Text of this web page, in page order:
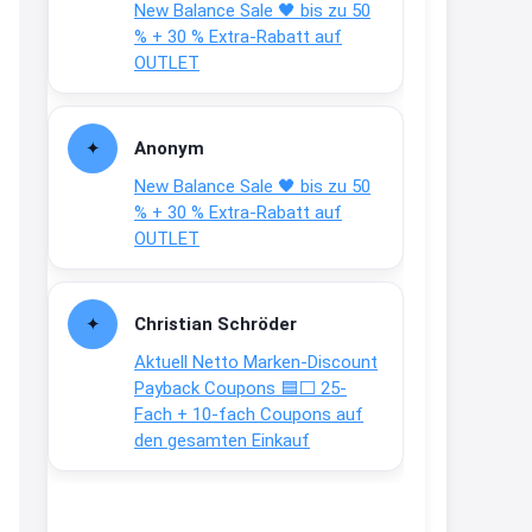
New Balance Sale 🖤 bis zu 50
% + 30 % Extra-Rabatt auf
OUTLET
Anonym
New Balance Sale 🖤 bis zu 50
% + 30 % Extra-Rabatt auf
OUTLET
Christian Schröder
Aktuell Netto Marken-Discount
Payback Coupons 🟦⬜ 25-
Fach + 10-fach Coupons auf
den gesamten Einkauf
Text weiter unten
shop.bioeg.de/aufkleber-
achtun...
↩
Joachim
Gratis personalisierte 7-Tage
Ration Micronährstoffe/ Vitamine
↩
Joachim